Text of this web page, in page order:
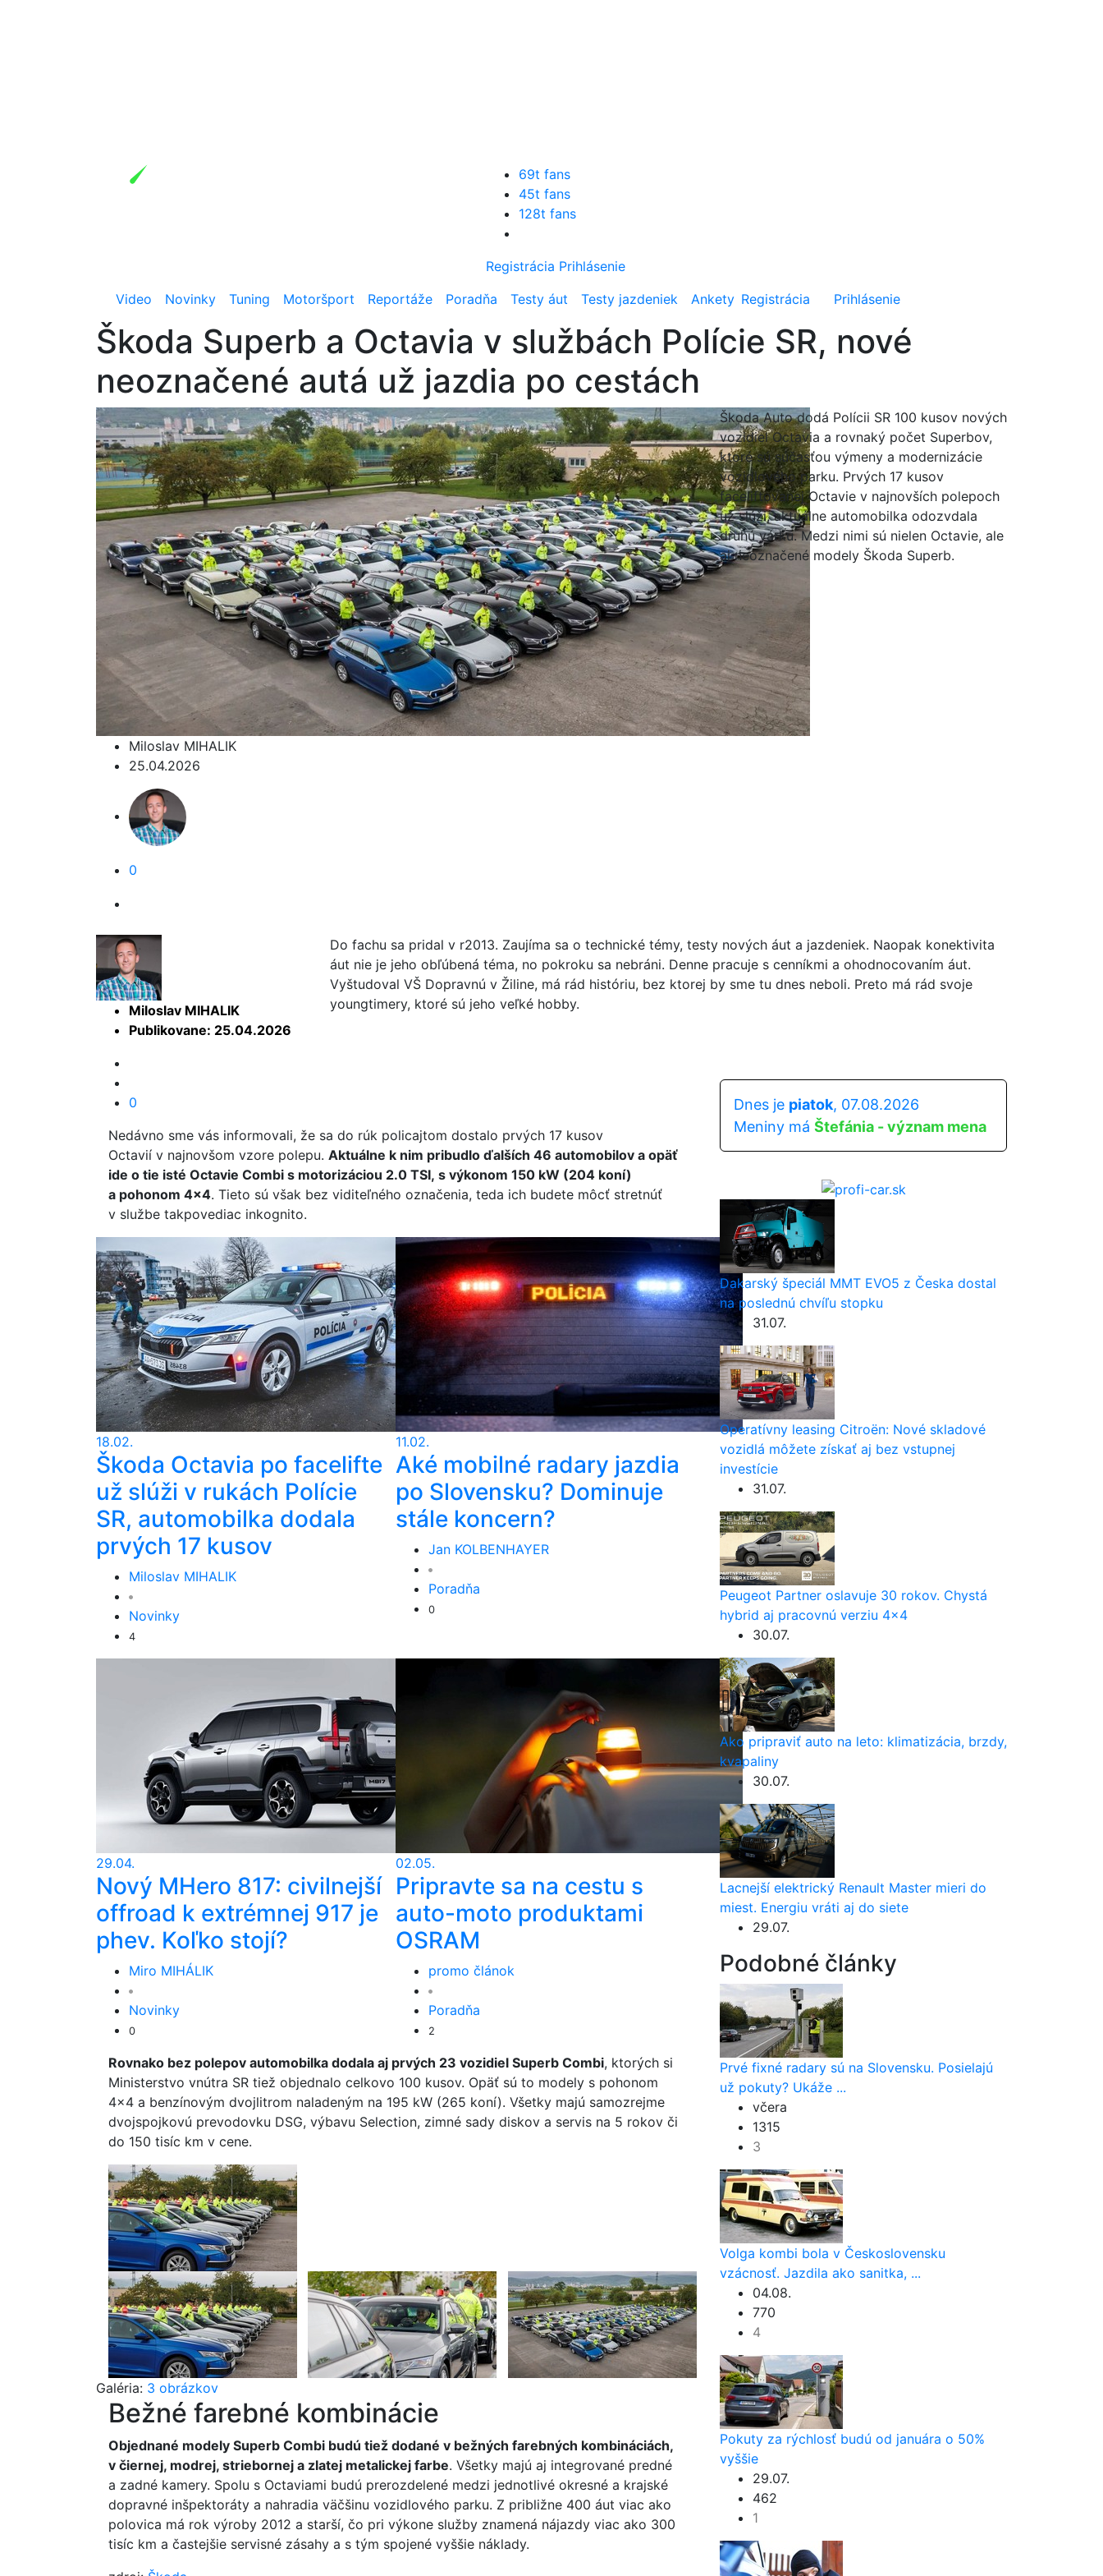
69t fans
45t fans
128t fans
Registrácia Prihlásenie
Video
Novinky Tuning Motoršport Reportáže Poradňa Testy áut Testy jazdeniek Ankety Registrácia Prihlásenie
Škoda Superb a Octavia v službách Polície SR, nové
neoznačené autá už jazdia po cestách
Miloslav MIHALIK
25.04.2026
0
Škoda Auto dodá Polícii SR 100 kusov nových
vozidiel Octavia a rovnaký počet Superbov,
ktoré sú súčasťou výmeny a modernizácie
vozidlového parku. Prvých 17 kusov
faceliftovanej Octavie v najnovších polepoch
už slúži, aktuálne automobilka odozvdala
druhú várku. Medzi nimi sú nielen Octavie, ale
aj neoznačené modely Škoda Superb.
Miloslav MIHALIK
Publikovane: 25.04.2026
Do fachu sa pridal v r2013. Zaujíma sa o technické témy, testy nových áut a jazdeniek. Naopak konektivita
áut nie je jeho obľúbená téma, no pokroku sa nebráni. Denne pracuje s cenníkmi a ohodnocovaním áut.
Vyštudoval VŠ Dopravnú v Žiline, má rád históriu, bez ktorej by sme tu dnes neboli. Preto má rád svoje
youngtimery, ktoré sú jeho veľké hobby.
0
Nedávno sme vás informovali, že sa do rúk policajtom dostalo prvých 17 kusov
Octavií v najnovšom vzore polepu. Aktuálne k nim pribudlo ďalších 46 automobilov a opäť
ide o tie isté Octavie Combi s motorizáciou 2.0 TSI, s výkonom 150 kW (204 koní)
a pohonom 4x4. Tieto sú však bez viditeľného označenia, teda ich budete môcť stretnúť
v službe takpovediac inkognito.
18.02.
Škoda Octavia po facelifte
už slúži v rukách Polície
SR, automobilka dodala
prvých 17 kusov
Miloslav MIHALIK
Novinky
4
11.02.
Aké mobilné radary jazdia
po Slovensku? Dominuje
stále koncern?
Jan KOLBENHAYER
Poradňa
0
29.04.
Nový MHero 817: civilnejší
offroad k extrémnej 917 je
phev. Koľko stojí?
Miro MIHÁLIK
Novinky
0
02.05.
Pripravte sa na cestu s
auto-moto produktami
OSRAM
promo článok
Poradňa
2
Rovnako bez polepov automobilka dodala aj prvých 23 vozidiel Superb Combi, ktorých si
Ministerstvo vnútra SR tiež objednalo celkovo 100 kusov. Opäť sú to modely s pohonom
4x4 a benzínovým dvojlitrom naladeným na 195 kW (265 koní). Všetky majú samozrejme
dvojspojkovú prevodovku DSG, výbavu Selection, zimné sady diskov a servis na 5 rokov či
do 150 tisíc km v cene.
Galéria: 3 obrázkov
Bežné farebné kombinácie
Objednané modely Superb Combi budú tiež dodané v bežných farebných kombináciách,
v čiernej, modrej, striebornej a zlatej metalickej farbe. Všetky majú aj integrované predné
a zadné kamery. Spolu s Octaviami budú prerozdelené medzi jednotlivé okresné a krajské
dopravné inšpektoráty a nahradia väčšinu vozidlového parku. Z približne 400 áut viac ako
polovica má rok výroby 2012 a starší, čo pri výkone služby znamená nájazdy viac ako 300
tisíc km a častejšie servisné zásahy a s tým spojené vyššie náklady.
Dnes je piatok, 07.08.2026
Meniny má Štefánia - význam mena
Dakarský špeciál MMT EVO5 z Česka dostal
na poslednú chvíľu stopku
31.07.
Operatívny leasing Citroën: Nové skladové
vozidlá môžete získať aj bez vstupnej
investície
31.07.
Peugeot Partner oslavuje 30 rokov. Chystá
hybrid aj pracovnú verziu 4×4
30.07.
Ako pripraviť auto na leto: klimatizácia, brzdy,
kvapaliny
30.07.
Lacnejší elektrický Renault Master mieri do
miest. Energiu vráti aj do siete
29.07.
Podobné články
Prvé fixné radary sú na Slovensku. Posielajú
už pokuty? Ukáže ...
včera
1315
3
Volga kombi bola v Československu
vzácnosť. Jazdila ako sanitka, ...
04.08.
770
4
Pokuty za rýchlosť budú od januára o 50%
vyššie
29.07.
462
1